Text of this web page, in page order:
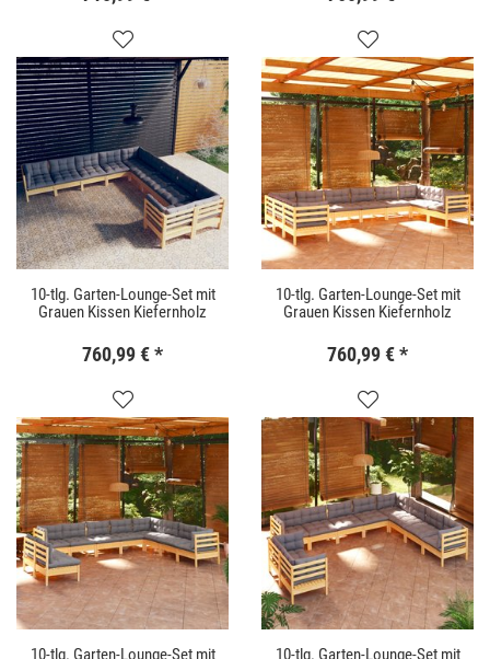
10-tlg. Garten-Lounge-Set mit
Grauen Kissen Kiefernholz
760,99 €*
10-tlg. Garten-Lounge-Set mit
Grauen Kissen Kiefernholz
760,99 €*
10-tlg. Garten-Lounge-Set mit
10-tlg. Garten-Lounge-Set mit